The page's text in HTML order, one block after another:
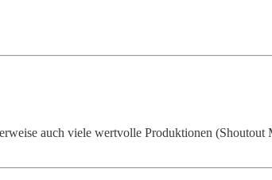
auch viele wertvolle Produktionen